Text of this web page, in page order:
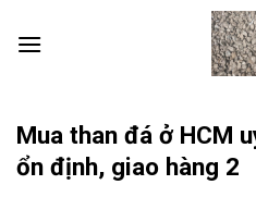
Mua than đá ở HCM
ổn định, giao hàng 2